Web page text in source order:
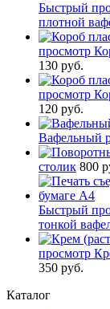
Быстрый
плотной
просмотр
130 руб.
просмотр
120 руб.
Вафельный
столик 800
Быстрый
тонкой
просмотр
350 руб.
Каталог